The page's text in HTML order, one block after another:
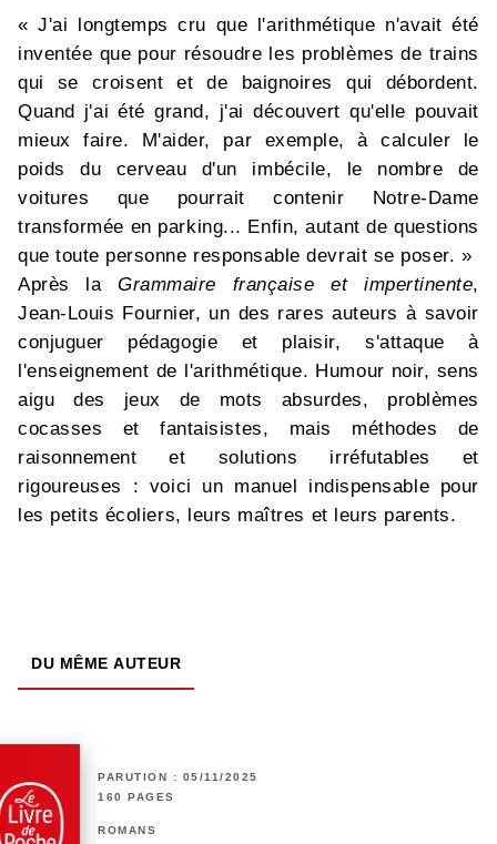
« J'ai longtemps cru que l'arithmétique n'avait été
inventée que pour résoudre les problèmes de trains
qui se croisent et de baignoires qui débordent.
Quand j'ai été grand, j'ai découvert qu'elle pouvait
mieux faire. M'aider, par exemple, à calculer le
poids du cerveau d'un imbécile, le nombre de
voitures que pourrait contenir Notre-Dame
transformée en parking... Enfin, autant de questions
que toute personne responsable devrait se poser. »
Après laGrammaire française et impertinente,
Jean-Louis Fournier, un des rares auteurs à savoir
conjuguer pédagogie et plaisir, s'attaque à
l'enseignement de l'arithmétique. Humour noir, sens
aigu des jeux de mots absurdes, problèmes
cocasses et fantaisistes, mais méthodes de
raisonnement et solutions irréfutables et
rigoureuses : voici un manuel indispensable pour
les petits écoliers, leurs maîtres et leurs parents.
DU MÊME AUTEUR
PARUTION : 05/11/2025
160 PAGES
ROMANS